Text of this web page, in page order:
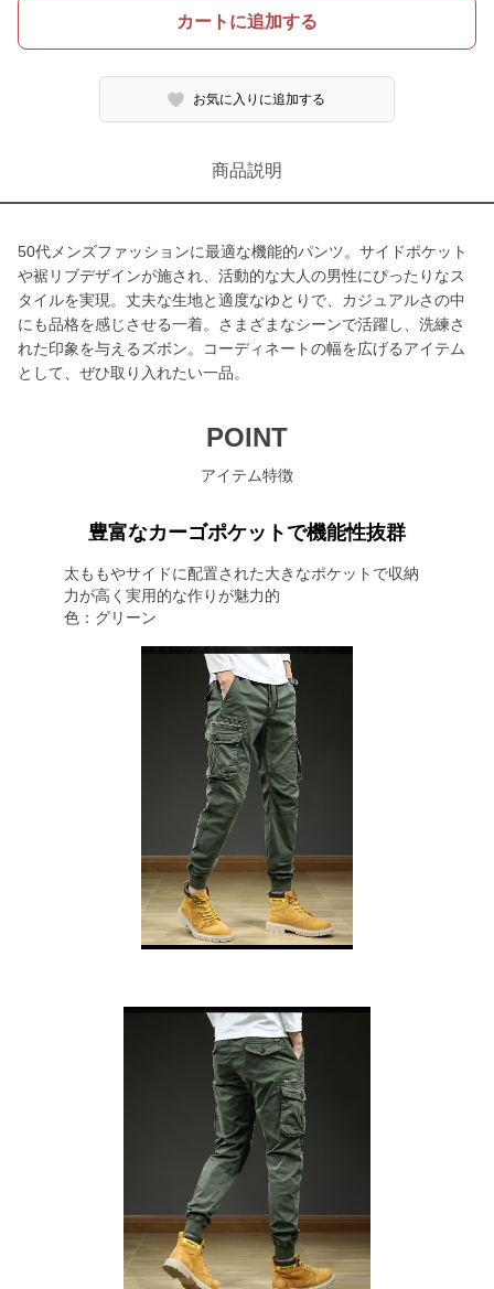
カートに追加する
お気に入りに追加する
商品説明
50代メンズファッションに最適な機能的パンツ。サイドポケット
や裾リブデザインが施され、活動的な大人の男性にぴったりなス
タイルを実現。丈夫な生地と適度なゆとりで、カジュアルさの中
にも品格を感じさせる一着。さまざまなシーンで活躍し、洗練さ
れた印象を与えるズボン。コーディネートの幅を広げるアイテム
として、ぜひ取り入れたい一品。
POINT
アイテム特徴
豊富なカーゴポケットで機能性抜群
太ももやサイドに配置された大きなポケットで収納
力が高く実用的な作りが魅力的
色：グリーン